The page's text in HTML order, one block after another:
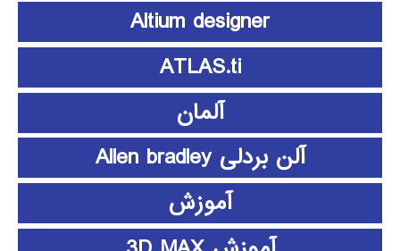
Altium designer
ATLAS.ti
آلمان
آلن بردلی Allen bradley
آموزش